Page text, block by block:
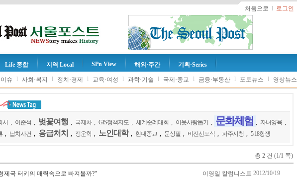
처음으로 l 로그인
Life 종합 지역 Local SPn View 해외·주간 기획·Series
슈 l 사회·복지 l 정치·경제 l 교육·여성 l 과학·기술 l 국제·종교 l 금융·부동산 l 포토뉴스 l 영상뉴스
서 이준석 벚꽃여행 국제차 GIS정책지도 세계순례대회 이웃사랑돕기 문화체험 자녀양육
납치사건 응급처치 정운학 노인대학 현대종교 문상필 비전선포식 파주시청 5.18항쟁
총 2 건 (1/1 쪽)
제국 터키의 매력속으로 빠져볼까?" 이영일 칼럼니스트 2012/10/19